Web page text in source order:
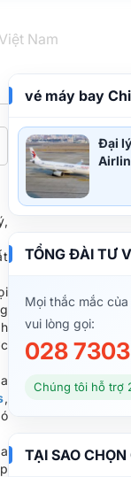
Nam
,
vé máy bay
Đại
TỔNG ĐÀI TƯ
Mọi thắc mắc
vui lòng gọi:
028
Chúng tôi hỗ trợ
TẠI SAO